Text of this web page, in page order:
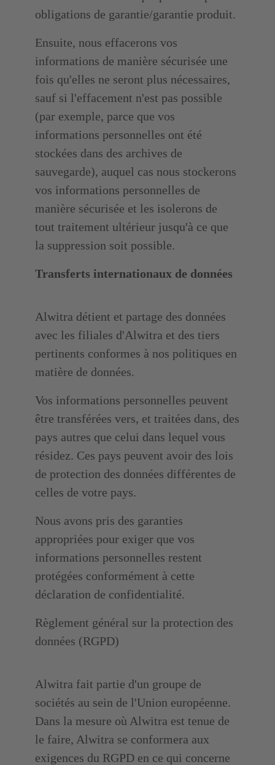
obligations de garantie/garantie produit.
Ensuite, nous effacerons vos
informations de manière sécurisée une
fois qu'elles ne seront plus nécessaires,
sauf si l'effacement n'est pas possible
(par exemple, parce que vos
informations personnelles ont été
stockées dans des archives de
sauvegarde), auquel cas nous stockerons
vos informations personnelles de
manière sécurisée et les isolerons de
tout traitement ultérieur jusqu'à ce que
la suppression soit possible.
Transferts internationaux de données
Alwitra détient et partage des données
avec les filiales d'Alwitra et des tiers
pertinents conformes à nos politiques en
matière de données.
Vos informations personnelles peuvent
être transférées vers, et traitées dans, des
pays autres que celui dans lequel vous
résidez. Ces pays peuvent avoir des lois
de protection des données différentes de
celles de votre pays.
Nous avons pris des garanties
appropriées pour exiger que vos
informations personnelles restent
protégées conformément à cette
déclaration de confidentialité.
Règlement général sur la protection des
données (RGPD)
Alwitra fait partie d'un groupe de
sociétés au sein de l'Union européenne.
Dans la mesure où Alwitra est tenue de
le faire, Alwitra se conformera aux
exigences du RGPD en ce qui concerne